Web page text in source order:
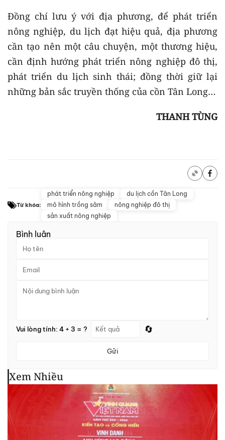
Đồng chí lưu ý với địa phương, để phát triển
nông nghiệp, du lịch đạt hiệu quả, địa phương
cần tạo nên một câu chuyện, một thương hiệu,
cần định hướng phát triển nông nghiệp đô thị,
phát triển du lịch sinh thái; đồng thời giữ lại
những bản sắc truyền thống của cồn Tân Long…
THANH TÙNG
Từ khóa:
phát triển nông nghiệp
du lịch cồn Tân Long
mô hình trồng sâm
nông nghiệp đô thị
sản xuất nông nghiệp
Bình luận
Vui lòng tính: 4 + 3 = ? 🔄
Gửi
Xem Nhiều